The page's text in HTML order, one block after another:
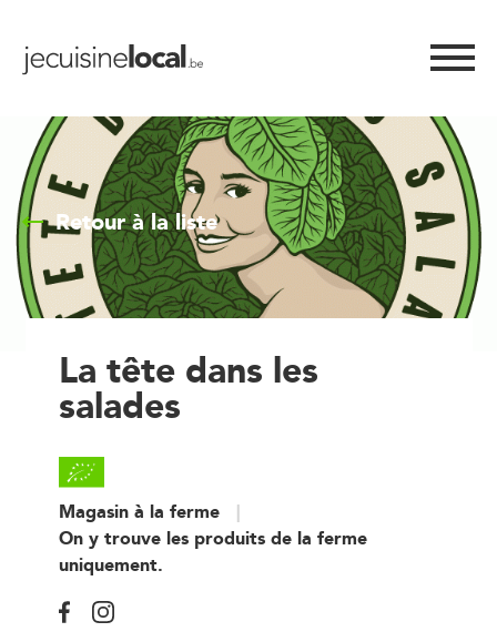
Retour à la liste
La tête dans les
salades
Magasin à la ferme
On y trouve les produits de la ferme
uniquement.